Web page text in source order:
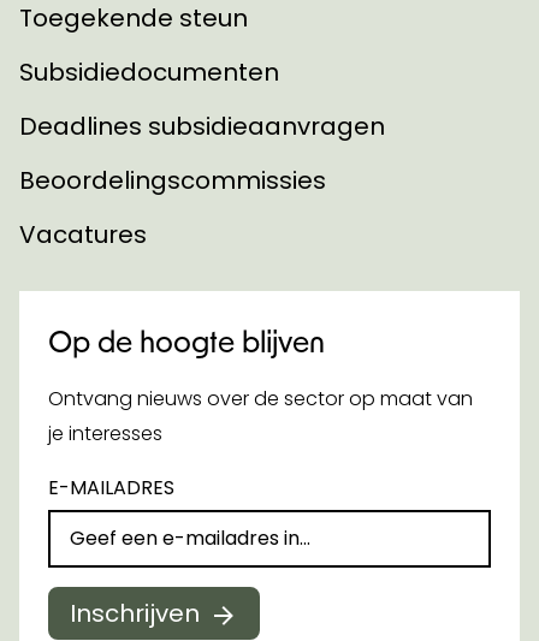
Toegekende steun
Subsidiedocumenten
Deadlines subsidieaanvragen
Beoordelingscommissies
Vacatures
Op de hoogte blijven
Ontvang nieuws over de sector op maat van
je interesses
E-MAILADRES
Inschrijven